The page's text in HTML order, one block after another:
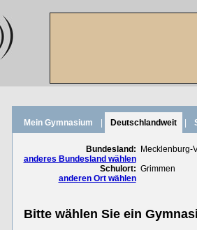
Mein Gymnasium Deutschlandweit
Bundesland:
anderes Bundesland wählen
Mecklenburg-
Schulort:
anderen Ort wählen
Grimmen
Bitte wählen Sie ein